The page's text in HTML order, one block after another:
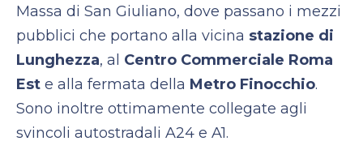
Massa di San Giuliano, dove passano i mezzi
pubblici che portano alla vicina stazione di
Lunghezza, al Centro Commerciale Roma
Est e alla fermata della Metro Finocchio.
Sono inoltre ottimamente collegate agli
svincoli autostradali A24 e A1.